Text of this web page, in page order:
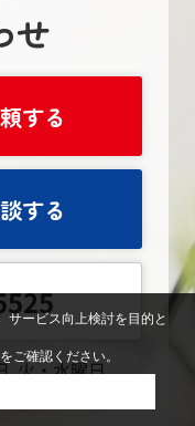
せ
する
する
火・水曜日
サービス向上検討を目的と
をご確認ください。